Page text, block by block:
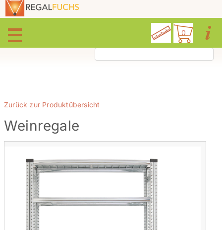
0
Zurück zur Produktübersicht
Weinregale